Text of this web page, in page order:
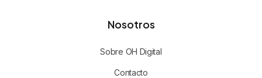
Nosotros
Sobre OH Digital
Contacto